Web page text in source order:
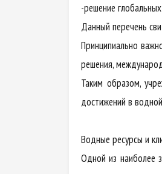
-решение
Данный перечень
Принципиально
решения,
Таким образом,
достижений в
Водные ресурсы и
Одной из наиболее